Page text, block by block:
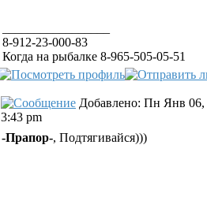
8-912-23-000-83
Когда на рыбалке 8-965-505-05-51
Добавлено: Пн Янв 06,
3:43 pm
-Прапор-, Подтягивайся)))